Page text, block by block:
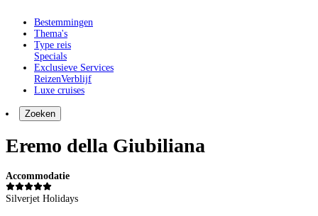
Bestemmingen
Thema's
Type reis
Specials
Exclusieve Services
ReizenVerblijf
Luxe cruises
Zoeken
Eremo della Giubiliana
Accommodatie
Silverjet Holidays